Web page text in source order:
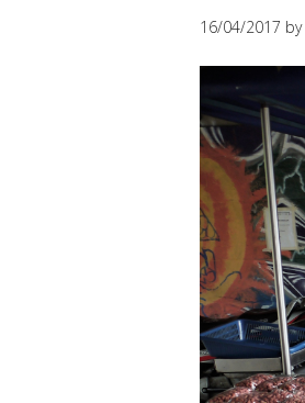
16/04/2017 by